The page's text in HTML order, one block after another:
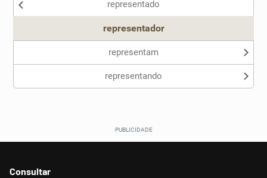
representado
representador
representam
representando
Consultar